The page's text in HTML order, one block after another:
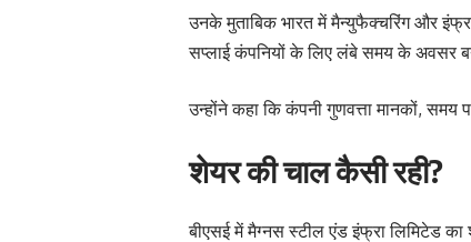
उनके मुताबिक भारत में मैन्युफैक्चरिंग और
सप्लाई कंपनियों के लिए लंबे समय के अवसर
उन्होंने कहा कि कंपनी गुणवत्ता मानकों, समय
शेयर की चाल कैसी रही?
बीएसई में मैग्नस स्टील एंड इंफ्रा लिमिटेड